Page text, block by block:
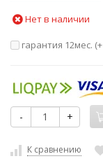
Нет в наличии
гарантия 12мес. (+
- +
К сравнению